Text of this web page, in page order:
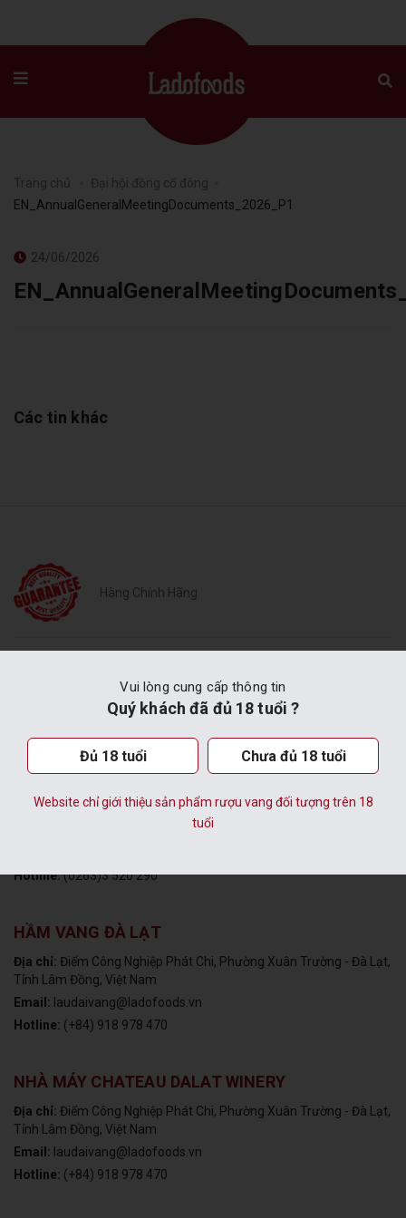
Trang chủ
Đại hội đồng cổ đông
EN_AnnualGeneralMeetingDocuments_2026_P1
24/06/2026
Các tin khác
Hàng Chính Hãng
CÔNG TY CỔ PHẦN THỰC PHẨM
Số 31 Ngô Văn Sở, P. Lâm Viên - Đà Lạt, Tỉnh Lâm Đồng,
Hotline:(0263)3 520 290
HẦM VANG ĐÀ LẠT
Địa chỉ: Điểm Công Nghiệp Phát Chi, Phường Xuân Trường - Đà Lạt,
Tỉnh Lâm Đồng, Việt Nam
Email: laudaivang@ladofoods.vn
Hotline: (+84) 918 978 470
NHÀ MÁY CHATEAU DALAT WINERY
Địa chỉ: Điểm Công Nghiệp Phát Chi, Phường Xuân Trường - Đà Lạt,
Tỉnh Lâm Đồng, Việt Nam
Email: laudaivang@ladofoods.vn
Hotline: (+84) 918 978 470
Vui lòng cung cấp thông tin
Quý khách đã đủ 18 tuổi ?
Đủ 18 tuổi Chưa đủ 18 tuổi
Website chỉ giới thiệu sản phẩm rượu vang đối tượng trên 18
tuổi